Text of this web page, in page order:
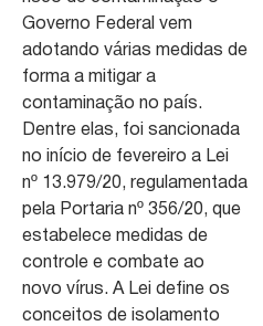
Governo Federal vem
adotando várias medidas de
forma a mitigar a
contaminação no país.
Dentre elas, foi sancionada
no início de fevereiro a Lei
nº 13.979/20, regulamentada
pela Portaria nº 356/20, que
estabelece medidas de
controle e combate ao
novo vírus. A Lei define os
conceitos de isolamento